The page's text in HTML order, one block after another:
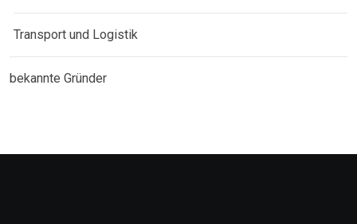
Transport und Logistik
bekannte Gründer